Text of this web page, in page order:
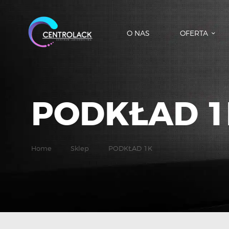
O NAS OFERTA
PODKŁAD
Home Sklep PODKŁAD 1K